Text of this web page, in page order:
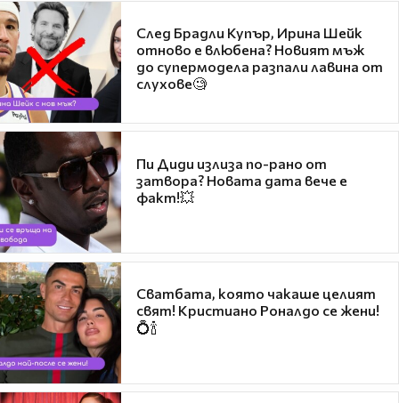
След Брадли Купър, Ирина Шейк
отново е влюбена? Новият мъж
до супермодела разпали лавина от
слухове🧐
Пи Диди излиза по-рано от
затвора? Новата дата вече е
факт!💥
Сватбата, която чакаше целият
свят! Кристиано Роналдо се жени!
💍🍾